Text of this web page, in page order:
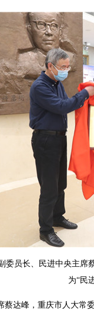
委员长、民进中央主席
为“民
达峰，重庆市人大常委